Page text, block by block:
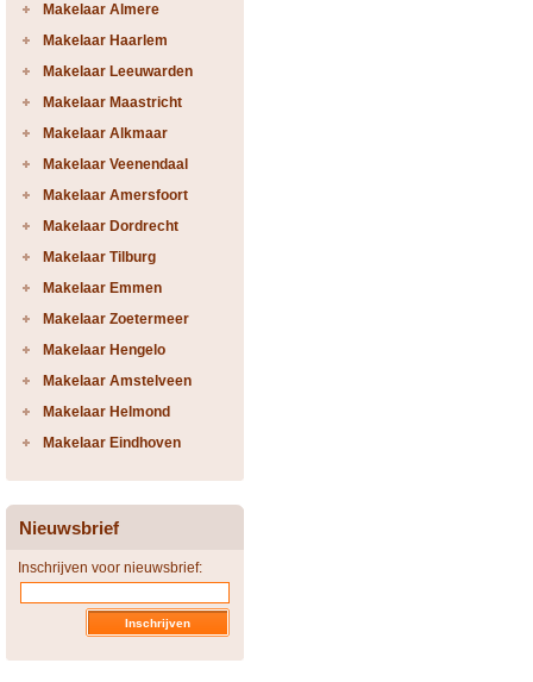
Makelaar Almere
Makelaar Haarlem
Makelaar Leeuwarden
Makelaar Maastricht
Makelaar Alkmaar
Makelaar Veenendaal
Makelaar Amersfoort
Makelaar Dordrecht
Makelaar Tilburg
Makelaar Emmen
Makelaar Zoetermeer
Makelaar Hengelo
Makelaar Amstelveen
Makelaar Helmond
Makelaar Eindhoven
Nieuwsbrief
Inschrijven voor nieuwsbrief: